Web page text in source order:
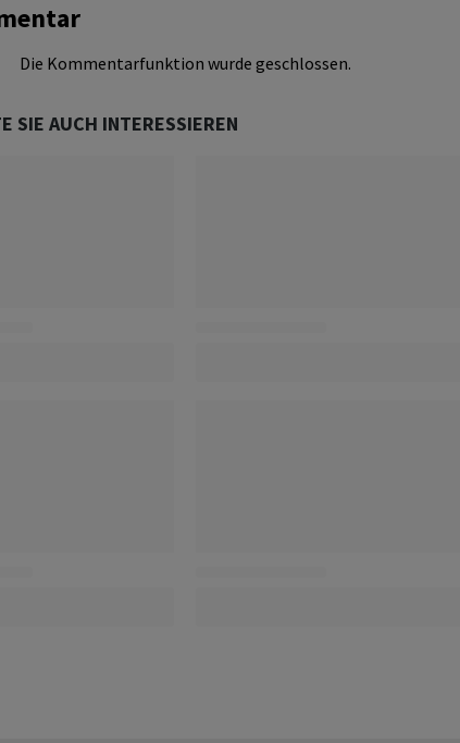
Die Kommentarfunktion wurde geschlossen.
SIE AUCH INTERESSIEREN